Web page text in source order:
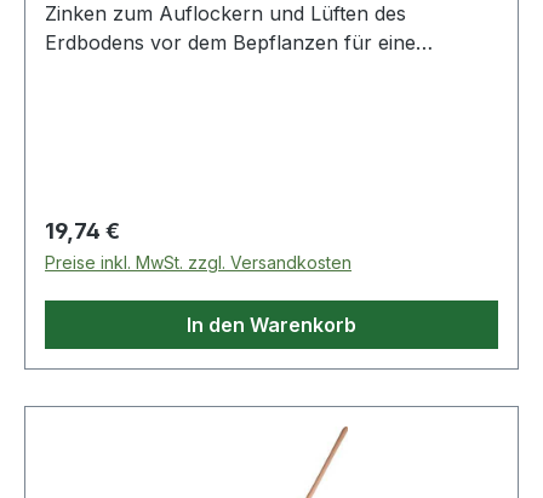
Zinken zum Auflockern und Lüften des
Erdbodens vor dem Bepflanzen für eine
Regulärer Preis:
19,74 €
Preise inkl. MwSt. zzgl. Versandkosten
In den Warenkorb